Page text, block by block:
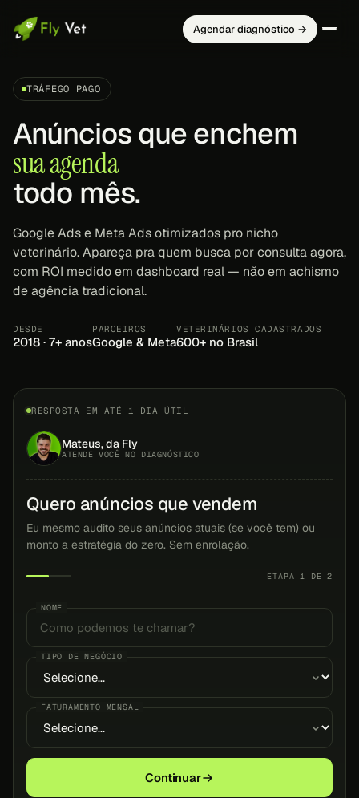
Agendar diagnóstico →
TRÁFEGO PAGO
Anúncios que enchem
sua agenda
todo mês.
Google Ads e Meta Ads otimizados pro nicho
veterinário. Apareça pra quem busca por consulta agora,
com ROI medido em dashboard real — não em achismo
de agência tradicional.
DESDE
2018 · 7+ anos
PARCEIROS
Google & Meta
VETERINÁRIOS CADASTRADOS
600+ no Brasil
RESPOSTA EM ATÉ 1 DIA ÚTIL
Mateus, da Fly
ATENDE VOCÊ NO DIAGNÓSTICO
Quero anúncios que vendem
Eu mesmo audito seus anúncios atuais (se você tem) ou
monto a estratégia do zero. Sem enrolação.
ETAPA 1 DE 2
NOME
TIPO DE NEGÓCIO
FATURAMENTO MENSAL
Continuar